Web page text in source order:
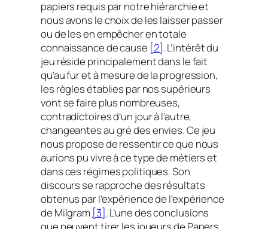
papiers requis par notre hiérarchie et
nous avons le choix de les laisser passer
ou de les en empêcher en totale
connaissance de cause [2]. L’intérêt du
jeu réside principalement dans le fait
qu’au fur et à mesure de la progression,
les règles établies par nos supérieurs
vont se faire plus nombreuses,
contradictoires d’un jour à l’autre,
changeantes au gré des envies. Ce jeu
nous propose de ressentir ce que nous
aurions pu vivre à ce type de métiers et
dans ces régimes politiques. Son
discours se rapproche des résultats
obtenus par l’expérience de l’expérience
de Milgram [3]. L’une des conclusions
que peuvent tirer les joueurs de Papers,